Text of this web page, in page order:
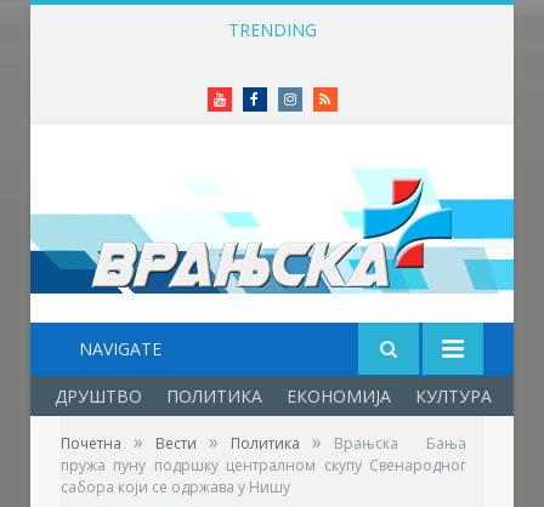
TRENDING
YoutubeFacebookInstagram
RSS
NAVIGATE
ДРУШТВО ПОЛИТИКА ЕКОНОМИЈА КУЛТУРА
Почетна » Вести » Политика »
Врањска Бања
пружа пуну подршку централном скупу Свенародног
сабора који се одржава у Нишу